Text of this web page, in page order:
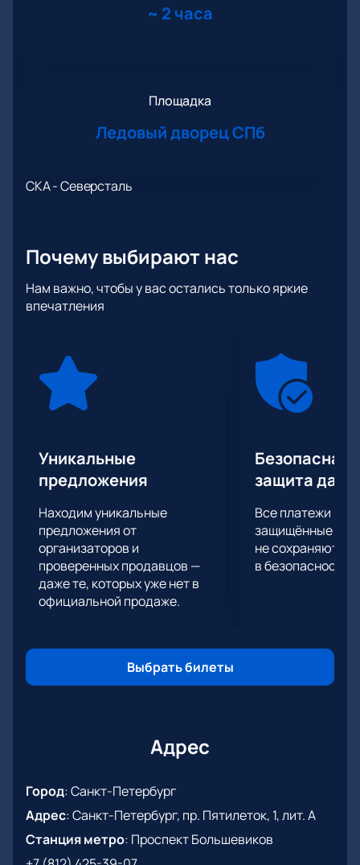
~ 2 часа
Площадка
Ледовый дворец СПб
СКА - Северсталь
Почему выбирают нас
Нам важно, чтобы у вас остались только яркие
впечатления
Уникальные
предложения
Находим уникальные
предложения от
организаторов и
проверенных продавцов —
даже те, которых уже нет в
официальной продаже.
Безопасная
защита
Все платежи
защищённые
не сохраняются
в безопасности.
Выбрать билеты
Адрес
Город:Санкт-Петербург
Адрес:Санкт-Петербург, пр. Пятилеток, 1, лит. А
Станция метро: Проспект Большевиков